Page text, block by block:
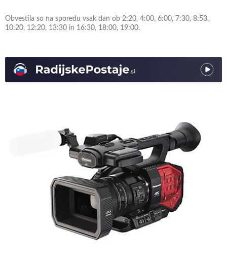
Obvestila so na sporedu vsak dan ob 2:20, 4:00, 6:00, 7:30, 8:53,
10:20, 12:20, 13:30 in 16:30, 18:00, 19:00.